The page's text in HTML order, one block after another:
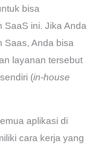
bisa
SaaS ini.Jika Anda
Saas, Anda bisa
layanan tersebut
(in-house
aplikasi di
cara kerja yang